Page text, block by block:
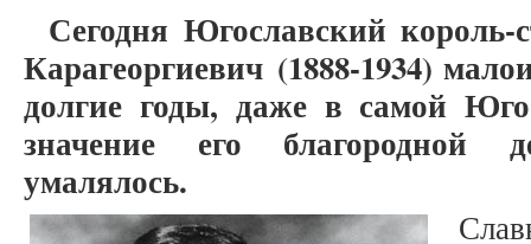
Сегодня Югославский король-
Карагеоргиевич (1888-1934)
долгие годы, даже в самой
значение его благородной
умалялось.